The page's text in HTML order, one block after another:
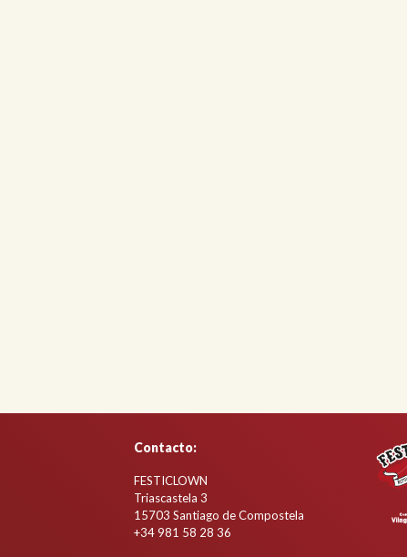
Contacto:
FESTICLOWN
Triascastela 3
15703 Santiago de Compostela
+34981 58 28 36